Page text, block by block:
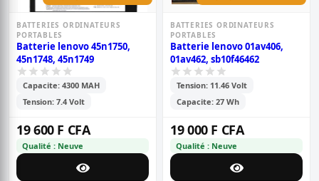
BATTERIES ORDINATEURS
PORTABLES
Batterie lenovo 45n1750,
45n1748, 45n1749
Capacite: 4300 MAH
Tension: 7.4 Volt
19 600 F CFA
Qualité : Neuve
BATTERIES ORDINATEURS
PORTABLES
Batterie lenovo 01av406,
01av462, sb10f46462
Tension: 11.46 Volt
Capacite: 27 Wh
19 000 F CFA
Qualité : Neuve